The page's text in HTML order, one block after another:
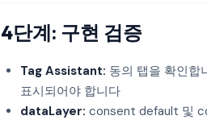
4단계: 구현 검증
Tag Assistant: 동의 탭을 확인합
표시되어야 합니다
dataLayer: consent default 및